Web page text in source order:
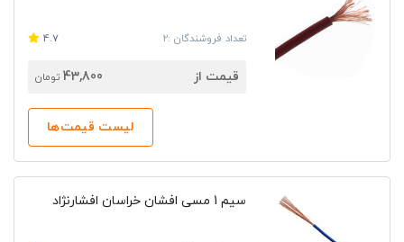
تعداد فروشندگان :2 4.7
قیمت از 43,800 تومان
لیست قیمت‌ها
سیم 1 مسی افشان خراسان افشارنژاد